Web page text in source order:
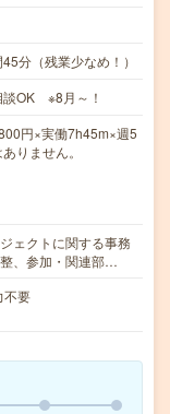
分（残業少なめ！）
OK ※8月～！
円×実働7h45m×週5
りません。
ェクトに関する事務
、参加・関連部…
不要